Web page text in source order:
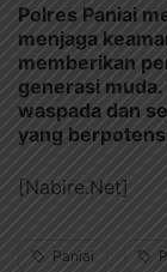
Polres Paniai
menjaga
memberikan
generasi
waspada dan
yang
[Nabire.Net]
Paniai